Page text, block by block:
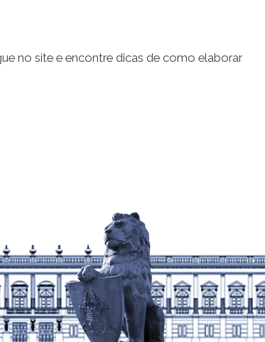
no site e encontre dicas de como elaborar